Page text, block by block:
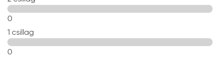
0
1 csillag
0